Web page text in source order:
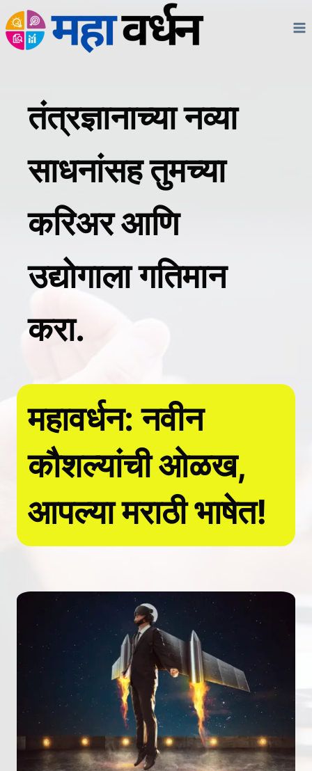
Skip
to
तंत्रज्ञानाच्या नव्या
साधनांसह तुमच्या
करिअर आणि
उद्योगाला गतिमान
करा.
महावर्धन: नवीन
कौशल्यांची ओळख,
आपल्या मराठी भाषेत!